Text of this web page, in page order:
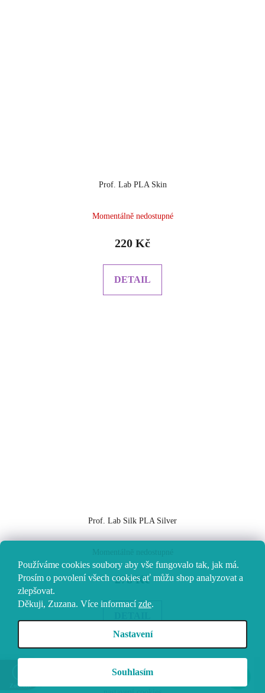
Používáme cookies soubory aby vše fungovalo tak, jak má.
Prosím o povolení všech cookies ať můžu shop analyzovat a
zlepšovat.
Děkuji, Zuzana. Více informací zde.
Nastavení
Souhlasím
Prof. Lab PLA Skin
Momentálně nedostupné
220 Kč
DETAIL
Prof. Lab Silk PLA Silver
278 Kč
Z
Vytvořil Shoptet
Zobrazit